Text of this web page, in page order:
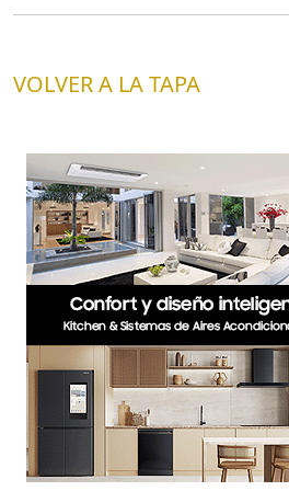
VOLVER A LA TAPA